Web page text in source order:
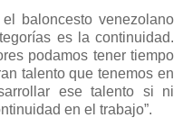
baloncesto venezolano
es la continuidad.
podamos tener tiempo
talento que tenemos en
ese talento si ni
en el trabajo”.